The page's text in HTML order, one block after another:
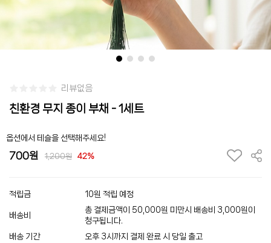
리뷰없음
친환경 무지 종이 부채 - 1세트
옵션에서 테슬을 선택해주세요!
700 1,200 42%
적립금 10원 적립 예정
배송비
총 결제금액이 50,000원 미만시 배송비 3,000원이
청구됩니다.
배송 기간
오후 3시까지 결제 완료 시 당일 출고